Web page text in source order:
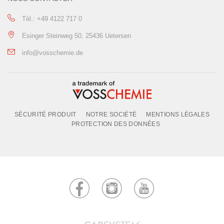
Tèl.: +49 4122 717 0
Esinger Steinweg 50, 25436 Uetersen
info@vosschemie.de
SÉCURITÉ PRODUIT NOTRE SOCIÉTÉ
MENTIONS LÉGALES
PROTECTION DES DONNÉES